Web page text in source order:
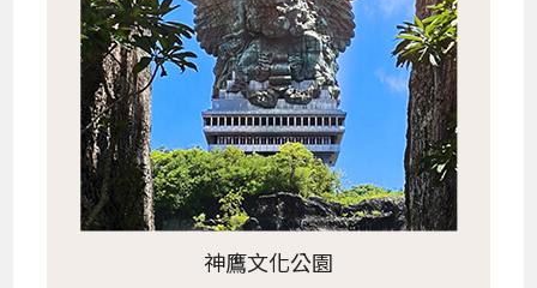
神鷹文化公園